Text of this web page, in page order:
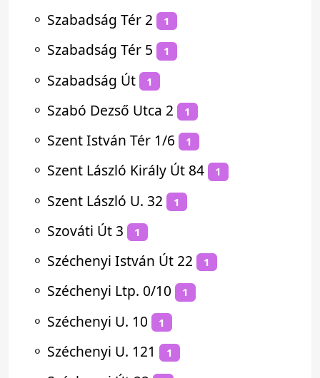
⚬ Szabadság Tér 2 1
⚬ Szabadság Tér 5 1
⚬ Szabadság Út 1
⚬ Szabó Dezső Utca 2 1
⚬ Szent István Tér 1/6 1
⚬ Szent László Király Út 84 1
⚬ Szent László U. 32 1
⚬ Szováti Út 3 1
⚬ Széchenyi István Út 22 1
⚬ Széchenyi Ltp. 0/10 1
⚬ Széchenyi U. 10 1
⚬ Széchenyi U. 121 1